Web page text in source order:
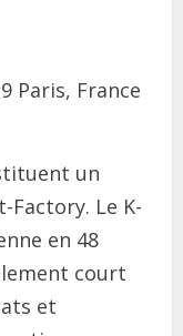
Paris, France
un
Le K-
en 48
court
et